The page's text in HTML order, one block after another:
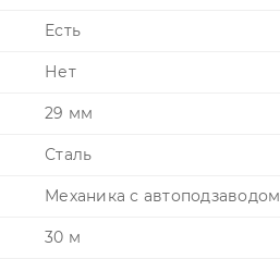
Есть
Нет
29 мм
Сталь
Механика с автоподзаводом
30 м